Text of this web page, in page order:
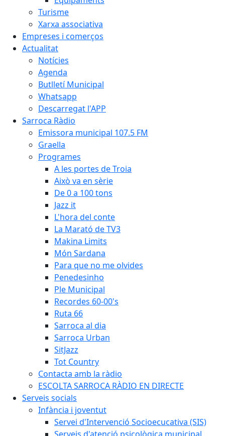
Turisme
Xarxa associativa
Empreses i comerços
Actualitat
Notícies
Agenda
Butlletí Municipal
Whatsapp
Descarregat l'APP
Sarroca Ràdio
Emissora municipal 107.5 FM
Graella
Programes
A les portes de Troia
Això va en sèrie
De 0 a 100 tons
Jazz it
L'hora del conte
La Marató de TV3
Makina Limits
Món Sardana
Para que no me olvides
Penedesinho
Ple Municipal
Recordes 60-00's
Ruta 66
Sarroca al dia
Sarroca Urban
SitJazz
Tot Country
Contacta amb la ràdio
ESCOLTA SARROCA RÀDIO EN DIRECTE
Serveis socials
Infància i joventut
Servei d'Intervenció Socioecucativa (SIS)